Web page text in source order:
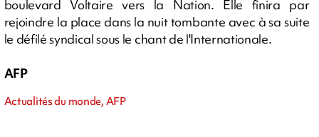
boulevard Voltaire vers la Nation. Elle finira par
rejoindre la place dans la nuit tombante avec à sa suite
le défilé syndical sous le chant de l'Internationale.
AFP
Actualités du monde, AFP